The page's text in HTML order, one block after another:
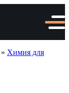
» Химия для